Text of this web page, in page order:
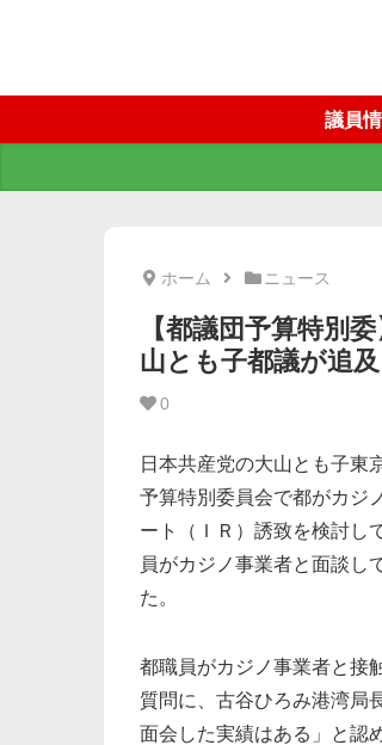
議員
ホーム ニュース
【都議団予算特別
山とも子都議が追及
0
日本共産党の大山とも子東
予算特別委員会で都がカジ
ート（ＩＲ）誘致を検討し
員がカジノ事業者と面談し
た。
都職員がカジノ事業者と接
質問に、古谷ひろみ港湾局
面会した実績はある」と認